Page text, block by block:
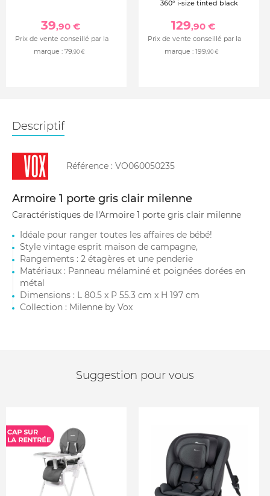
39,90 €
Prix de vente conseillé par la
marque : 79,90 €
360° i-size tinted black
129,90 €
Prix de vente conseillé par la
marque : 199,90 €
Descriptif
Référence : VO060050235
Armoire 1 porte gris clair milenne
Caractéristiques de l'Armoire 1 porte gris clair milenne
Idéale pour ranger toutes les affaires de bébé!
Style vintage esprit maison de campagne,
Rangements : 2 étagères et une penderie
Matériaux : Panneau mélaminé et poignées dorées en
métal
Dimensions : L 80.5 x P 55.3 cm x H 197 cm
Collection : Milenne by Vox
Suggestion pour vous